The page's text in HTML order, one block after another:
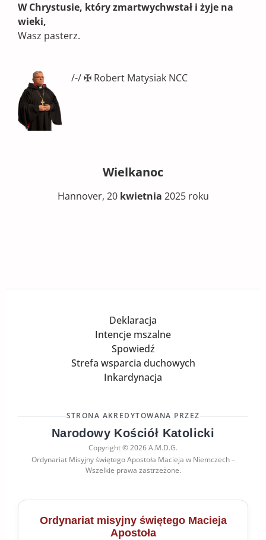
W Chrystusie, który zmartwychwstał i żyje na
wieki,
Wasz pasterz.
/-/ ✠ Robert Matysiak NCC
Wielkanoc
Hannover, 20kwietnia 2025 roku
Deklaracja
Intencje mszalne
Spowiedź
Strefa wsparcia duchowych
Inkardynacja
STRONA AKREDYTOWANA PRZEZ
Narodowy Kościół Katolicki
Copyright © 2026 A.M.D.G.
Ordynariat Misyjny świętego Apostoła Macieja w Niemczech –
Wszelkie prawa zastrzeżone.
Ordynariat misyjny świętego Macieja
Apostoła